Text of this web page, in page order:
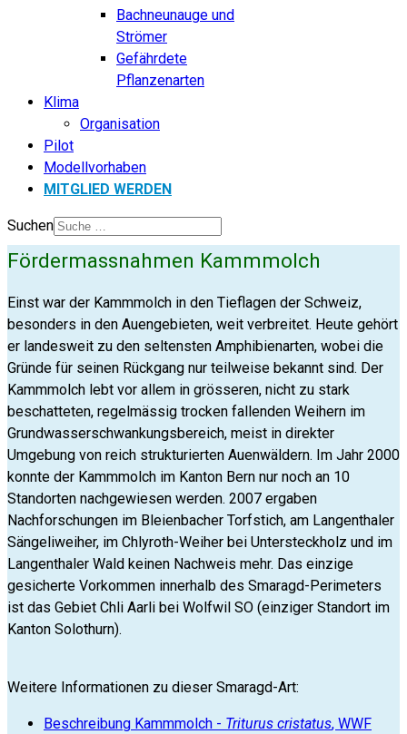
Bachneunauge und
Strömer
Gefährdete
Pflanzenarten
Klima
Organisation
Pilot
Modellvorhaben
MITGLIED WERDEN
Suchen
Fördermassnahmen Kammmolch
Einst war der Kammmolch in den Tieflagen der Schweiz,
besonders in den Auengebieten, weit verbreitet. Heute gehört
er landesweit zu den seltensten Amphibienarten, wobei die
Gründe für seinen Rückgang nur teilweise bekannt sind. Der
Kammmolch lebt vor allem in grösseren, nicht zu stark
beschatteten, regelmässig trocken fallenden Weihern im
Grundwasserschwankungsbereich, meist in direkter
Umgebung von reich strukturierten Auenwäldern. Im Jahr 2000
konnte der Kammmolch im Kanton Bern nur noch an 10
Standorten nachgewiesen werden. 2007 ergaben
Nachforschungen im Bleienbacher Torfstich, am Langenthaler
Sängeliweiher, im Chlyroth-Weiher bei Untersteckholz und im
Langenthaler Wald keinen Nachweis mehr. Das einzige
gesicherte Vorkommen innerhalb des Smaragd-Perimeters
ist das Gebiet Chli Aarli bei Wolfwil SO (einziger Standort im
Kanton Solothurn).
Weitere Informationen zu dieser Smaragd-Art:
Beschreibung Kammmolch - Triturus cristatus, WWF